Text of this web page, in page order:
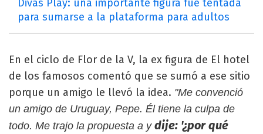
Divas Play: una importante figura fue tentada
para sumarse a la plataforma para adultos
En el ciclo de Flor de la V, la ex figura de El hotel
de los famosos comentó que se sumó a ese sitio
porque un amigo le llevó la idea. "Me convenció
un amigo de Uruguay, Pepe. Él tiene la culpa de
todo. Me trajo la propuesta a y dije: '¿por qué